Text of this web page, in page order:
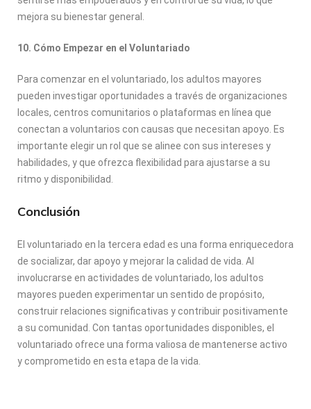
mejora su bienestar general.
10. Cómo Empezar en el Voluntariado
Para comenzar en el voluntariado, los adultos mayores
pueden investigar oportunidades a través de organizaciones
locales, centros comunitarios o plataformas en línea que
conectan a voluntarios con causas que necesitan apoyo. Es
importante elegir un rol que se alinee con sus intereses y
habilidades, y que ofrezca flexibilidad para ajustarse a su
ritmo y disponibilidad.
Conclusión
El voluntariado en la tercera edad es una forma enriquecedora
de socializar, dar apoyo y mejorar la calidad de vida. Al
involucrarse en actividades de voluntariado, los adultos
mayores pueden experimentar un sentido de propósito,
construir relaciones significativas y contribuir positivamente
a su comunidad. Con tantas oportunidades disponibles, el
voluntariado ofrece una forma valiosa de mantenerse activo
y comprometido en esta etapa de la vida.